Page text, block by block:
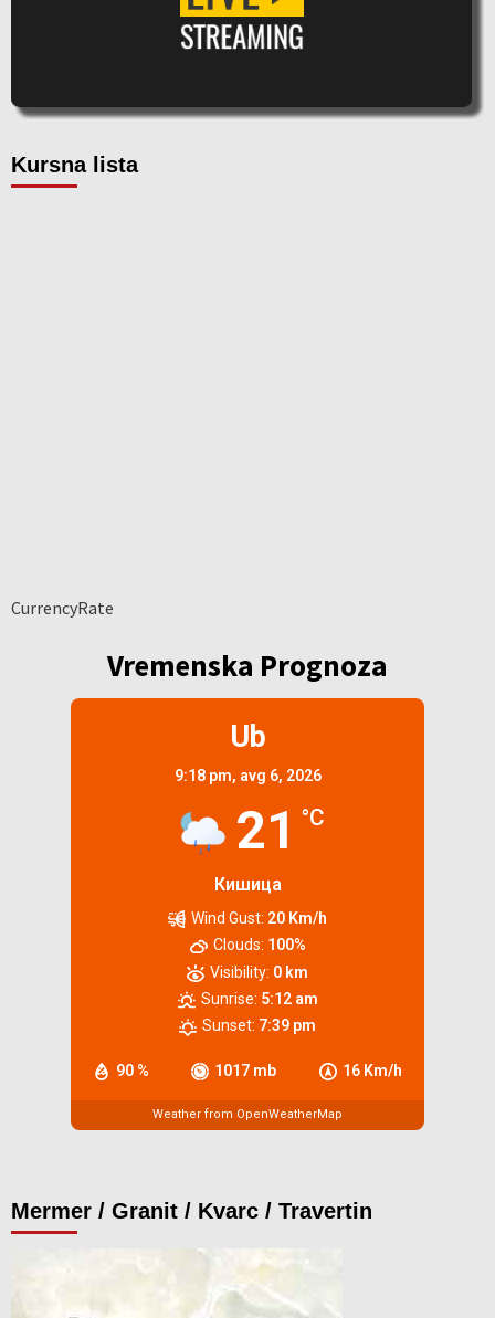
Kursna lista
CurrencyRate
Vremenska Prognoza
Ub
9:18 pm, avg 6, 2026
21 °C
Кишица
90 % 1017 mb 16 Km/h
Wind Gust: 20 Km/h
Clouds: 100%
Visibility: 0 km
Sunrise: 5:12 am
Sunset: 7:39 pm
Weather from OpenWeatherMap
Mermer / Granit / Kvarc / Travertin